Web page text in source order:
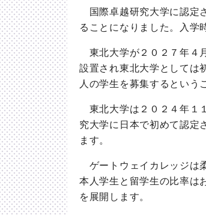
国際卓越研究大学に認定
ることになりました。入学
東北大学が２０２７年４
設置され東北大学としては
人の学生を募集するという
東北大学は２０２４年１
究大学に日本で初めて認定
ます。
ゲートウェイカレッジは
本人学生と留学生の比率は
を展開します。